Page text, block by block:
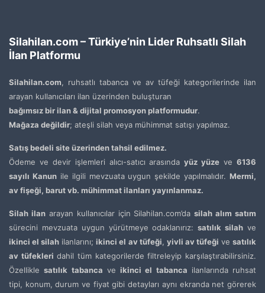
Silahilan.com – Türkiye’nin Lider Ruhsatlı Silah
İlan Platformu
Silahilan.com, ruhsatlı tabanca ve av tüfeği kategorilerinde ilan
arayan kullanıcıları ilan üzerinden buluşturan
bağımsız bir ilan & dijital promosyon platformudur.
Mağaza değildir; ateşli silah veya mühimmat satışı yapılmaz.
Satış bedeli site üzerinden tahsil edilmez.
Ödeme ve devir işlemleri alıcı-satıcı arasındayüz yüze ve6136
sayılı Kanunile ilgili mevzuata uygun şekilde yapılmalıdır. Mermi,
av fişeği, barut vb. mühimmat ilanları yayınlanmaz.
Silah ilanarayan kullanıcılar için Silahilan.com’dasilah alım satım
sürecini mevzuata uygun yürütmeye odaklanırız:satılık silah ve
ikinci el silah ilanlarını;ikinci el av tüfeği, yivli av tüfeği vesatılık
av tüfekleri dahil tüm kategorilerde filtreleyip karşılaştırabilirsiniz.
Özelliklesatılık tabanca ve ikinci el tabanca ilanlarında ruhsat
tipi, konum, durum ve fiyat gibi detayları aynı ekranda net görerek